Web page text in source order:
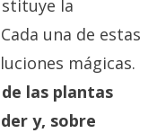
la
una de estas
mágicas.
las plantas
y, sobre